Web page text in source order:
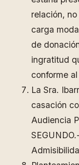
relación,
carga
de
ingratitud
conforme
La Sra.
casación
Audiencia